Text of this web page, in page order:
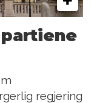
regjering